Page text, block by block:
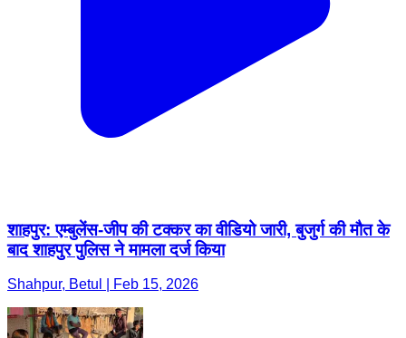
शाहपुर: एम्बुलेंस-जीप की टक्कर का वीडियो जारी, बुजुर्ग की मौत के
बाद शाहपुर पुलिस ने मामला दर्ज किया
Shahpur, Betul | Feb 15, 2026